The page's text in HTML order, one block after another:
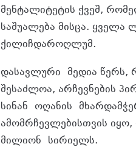
მენტალიტეტის ქვეშ,
საშუალება მისცა.
ქილიჩდაროღლუმ.
​დასავლური მედია წერს,
შესაძლოა, არჩევნების
სინან ოღანის
ამომრჩევლებისთვის იყო,
მილიონ სირიელს.